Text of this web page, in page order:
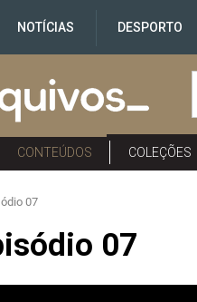
NOTÍCIAS DESPORTO
CONTEÚDOS COLEÇÕES
07
07